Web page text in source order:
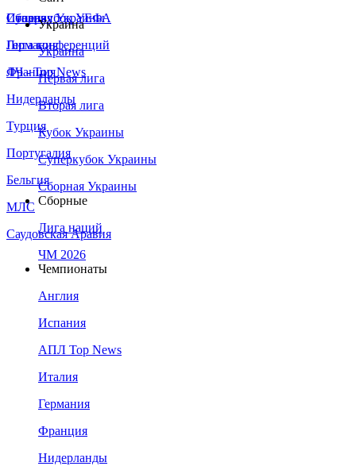
Сборная Украины
Италия
Германия
Франция
Нидерланды
Турция
Португалия
Бельгия
МЛС
Саудовская Аравия
Суперкубок УЕФА
Лига конференций
ЛЧ - Top News
Украина
Украина
Первая лига
Вторая лига
Кубок Украины
Суперкубок Украины
Сборная Украины
Сборные
Лига наций
ЧМ 2026
Чемпионаты
Англия
Испания
АПЛ Top News
Италия
Германия
Франция
Нидерланды